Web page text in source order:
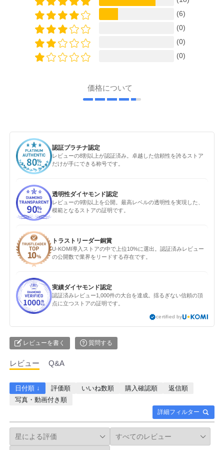
(6)
(0)
(0)
(0)
価格について
認証プラチナ認定
レビューの8割以上が認証済み。卓越した信頼性を誇るストア
だけが手にできる称号です。
透明性ダイヤモンド認定
レビューの9割以上を公開。最高レベルの透明性を実現した、
模範となるストアの証明です。
トラストリーダー銅賞
U-KOMI導入ストアの中で上位10%に選出。認証済みレビュー
の公開数で業界をリードする存在です。
実績ダイヤモンド認定
認証済みレビュー1,000件の大台を達成。揺るぎない信頼の頂
点に立つストアの証明です。
certified by
レビューを書く 質問する
レビュー Q&A
詳細フィルター
日付順 ↓ 評価順 いいね数順 購入確認順
返信順
写真・動画付き順